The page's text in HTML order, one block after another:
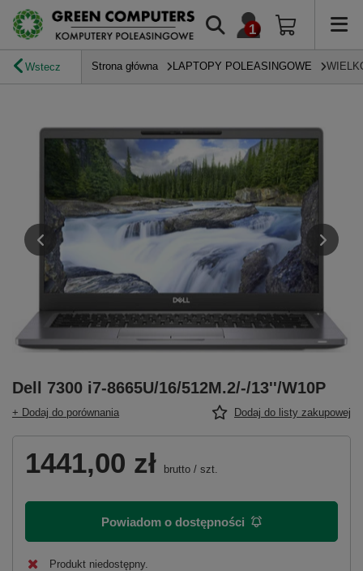
Wstecz Strona główna LAPTOPY POLEASINGOWE
Dell 7300 i7-8665U/16/512M.2/-/13''/W10P
+ Dodaj do porównania Dodaj do listy zakupowej
1441,00 zł brutto / szt.
Powiadom o dostępności
Produkt niedostępny